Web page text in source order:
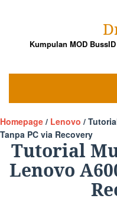
Kumpulan MOD
Homepage / Lenovo /
Tanpa PC via Recovery
Tutorial
Lenovo